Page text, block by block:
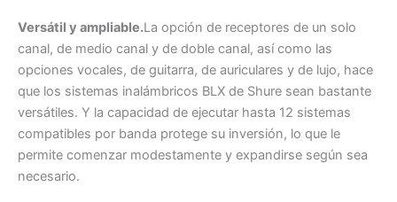
Versátil y ampliable.La opción de receptores de un solo
canal, de medio canal y de doble canal, así como las
opciones vocales, de guitarra, de auriculares y de lujo, hace
que los sistemas inalámbricos BLX de Shure sean bastante
versátiles. Y la capacidad de ejecutar hasta 12 sistemas
compatibles por banda protege su inversión, lo que le
permite comenzar modestamente y expandirse según sea
necesario.